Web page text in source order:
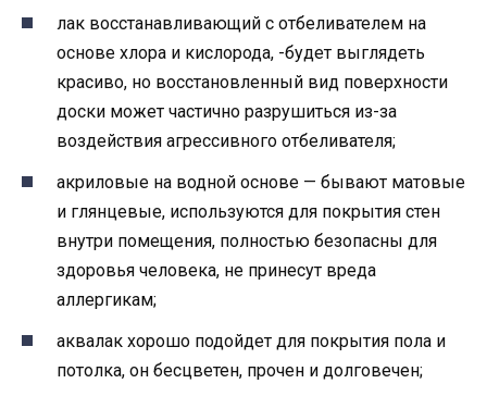
лак восстанавливающий с отбеливателем на
основе хлора и кислорода, -будет выглядеть
красиво, но восстановленный вид поверхности
доски может частично разрушиться из-за
воздействия агрессивного отбеливателя;
акриловые на водной основе — бывают матовые
и глянцевые, используются для покрытия стен
внутри помещения, полностью безопасны для
здоровья человека, не принесут вреда
аллергикам;
аквалак хорошо подойдет для покрытия пола и
потолка, он бесцветен, прочен и долговечен;